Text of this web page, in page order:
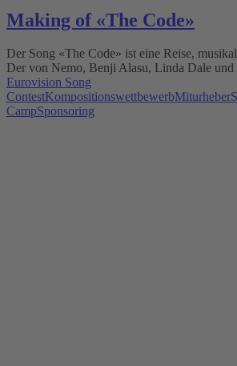
Making of «The Code»
Der Song «The Code» ist eine Reise,
Der von Nemo, Benji Alasu, Linda Dale
Eurovision Song
ContestKompositionswettbewerbMiturheber
CampSponsoring